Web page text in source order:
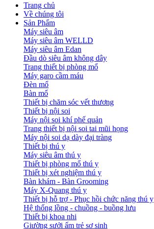
Trang chủ
Về chúng tôi
Sản Phẩm
Máy siêu âm
Máy siêu âm WELLD
Máy siêu âm Edan
Đầu dò siêu âm không dây
Trang thiết bị phòng mổ
Máy garo cầm máu
Đèn mổ
Bàn mổ
Thiết bị chăm sóc vết thương
Thiết bị nội soi
Máy nội soi khí phế quản
Trang thiết bị nội soi tai mũi họng
Máy nội soi dạ dày đại tràng
Thiết bị thú y
Máy siêu âm thú y
Thiết bị phòng mổ thú y
Thiết bị xét nghiệm thú y
Bàn khám - Bàn Grooming
Máy X-Quang thú y
Thiết bị hỗ trợ - Phục hồi chức năng thú y
Hệ thống lồng - chuồng - buồng lưu
Thiết bị khoa nhi
Giường sưởi ấm trẻ sơ sinh